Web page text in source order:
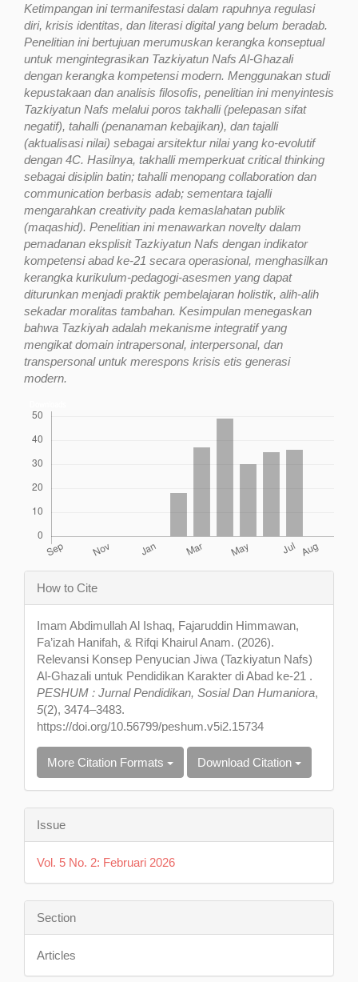
Ketimpangan ini termanifestasi dalam rapuhnya regulasi
diri, krisis identitas, dan literasi digital yang belum beradab.
Penelitian ini bertujuan merumuskan kerangka konseptual
untuk mengintegrasikan Tazkiyatun Nafs Al-Ghazali
dengan kerangka kompetensi modern. Menggunakan studi
kepustakaan dan analisis filosofis, penelitian ini menyintesis
Tazkiyatun Nafs melalui poros takhalli (pelepasan sifat
negatif), tahalli (penanaman kebajikan), dan tajalli
(aktualisasi nilai) sebagai arsitektur nilai yang ko-evolutif
dengan 4C. Hasilnya, takhalli memperkuat critical thinking
sebagai disiplin batin; tahalli menopang collaboration dan
communication berbasis adab; sementara tajalli
mengarahkan creativity pada kemaslahatan publik
(maqashid). Penelitian ini menawarkan novelty dalam
pemadanan eksplisit Tazkiyatun Nafs dengan indikator
kompetensi abad ke-21 secara operasional, menghasilkan
kerangka kurikulum-pedagogi-asesmen yang dapat
diturunkan menjadi praktik pembelajaran holistik, alih-alih
sekadar moralitas tambahan. Kesimpulan menegaskan
bahwa Tazkiyah adalah mekanisme integratif yang
mengikat domain intrapersonal, interpersonal, dan
transpersonal untuk merespons krisis etis generasi
modern.
Article
Details
How to Cite
Imam Abdimullah Al Ishaq, Fajaruddin Himmawan,
Fa’izah Hanifah, & Rifqi Khairul Anam. (2026).
Relevansi Konsep Penyucian Jiwa (Tazkiyatun Nafs)
Al-Ghazali untuk Pendidikan Karakter di Abad ke-21 .
PESHUM : Jurnal Pendidikan, Sosial Dan Humaniora,
5(2), 3474–3483.
https://doi.org/10.56799/peshum.v5i2.15734
More Citation Formats Download Citation
Issue
Vol. 5 No. 2: Februari 2026
Section
Articles